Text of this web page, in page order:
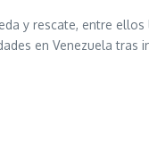
y rescate, entre
en Venezuela